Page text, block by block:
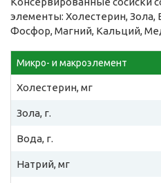
элементы: Холестерин, Зола,
Фосфор, Магний, Кальций,
Микро- и макроэлемент
Холестерин, мг
Зола, г.
Вода, г.
Натрий, мг